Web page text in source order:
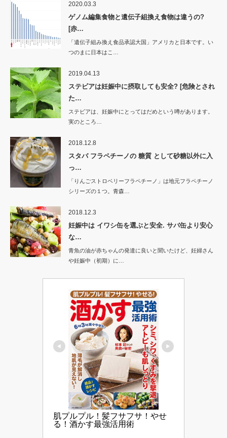
2020.03.3
ゲノム編集食物と遺伝子組換え食物は違うの?
[赤…
「遺伝子組み換え食品承認大国」アメリカと日本です。い
つのまに日本はこ…
2019.04.13
ステビアは妊娠中に摂取しても安全? [危険とされ
た…
ステビアは、妊娠中にとってはだめという噂があります。
実のところ…
2018.12.8
スタバ フラペチーノの 糖質 として砂糖以外に入
っ…
「りんごストロベリーフラペチーノ」は地元フラペチーノ
シリーズの１つ。青森…
2018.12.3
妊娠中は イワシ缶を選ぶと安全. サバ缶より安心
な…
青魚の油が赤ちゃんの発達に良いと聞いたけど、妊婦さん
や妊娠中（初期）に…
肌プルプル！髪フサフサ！やせ
る！酒かす最強活用術